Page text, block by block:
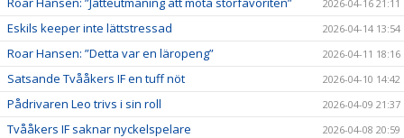
2026-04-16 21:11
Eskils keeper inte lättstressad 2026-04-14 13:54
Roar Hansen: ”Detta var en läropeng” 2026-04-11 18:16
Satsande Tvååkers IF en tuff nöt 2026-04-10 14:42
Pådrivaren Leo trivs i sin roll 2026-04-09 21:37
Tvååkers IF saknar nyckelspelare 2026-04-08 20:59